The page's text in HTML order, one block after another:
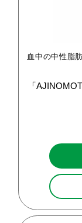
血中の中性脂
「